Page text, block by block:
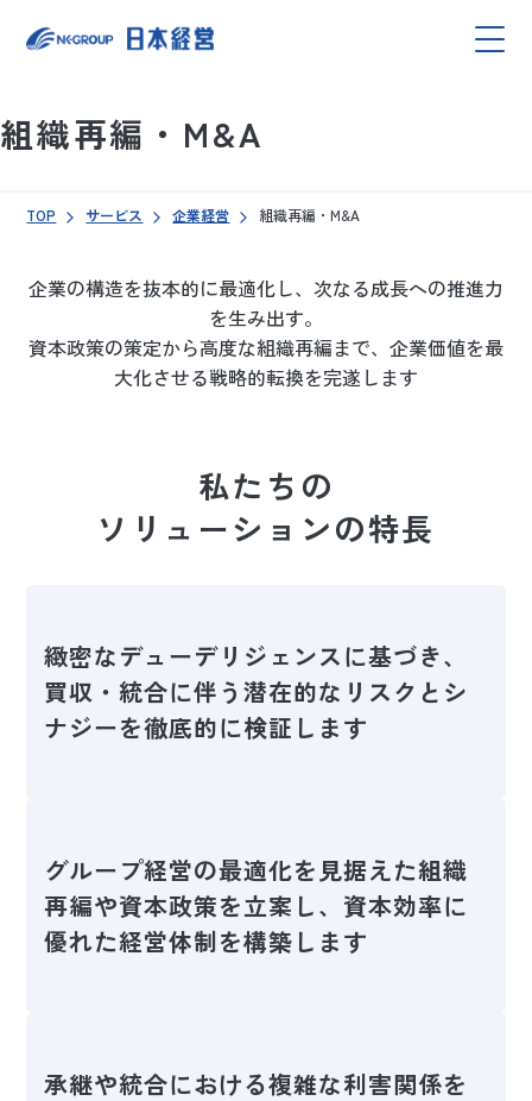
組織再編・M&A
TOP サービス 企業経営 組織再編・M&A
企業の構造を抜本的に最適化し、次なる成長への推進力
を生み出す。
資本政策の策定から高度な組織再編まで、企業価値を最
大化させる戦略的転換を完遂します
私たちの
ソリューションの特長
緻密なデューデリジェンスに基づき、
買収・統合に伴う潜在的なリスクとシ
ナジーを徹底的に検証します
グループ経営の最適化を見据えた組織
再編や資本政策を立案し、資本効率に
優れた経営体制を構築します
承継や統合における複雑な利害関係を